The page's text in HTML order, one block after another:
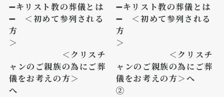
➖キリスト教の葬儀とは
➖ ＜初めて参列される
方
＞
＜クリスチ
ャンのご親族の為にご葬
儀をお考えの方＞
へ
➖キリスト教の葬儀とは
➖ ＜初めて参列される
方
＞
＜クリスチ
ャンのご親族の為にご葬
儀をお考えの方＞へ
②